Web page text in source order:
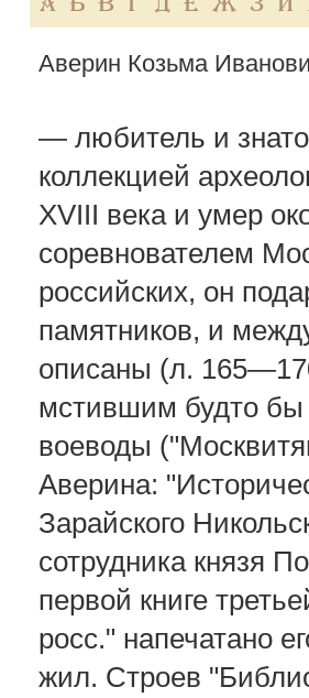
Аверин Козьма
— любитель и
коллекцией
XVIII века и умер
соревнователем
российских, он
памятников, и
описаны (л.
мстившим будто бы
воеводы
Аверина:
Зарайского
сотрудника князя
первой книге
росс." напечатано
жил. Строев